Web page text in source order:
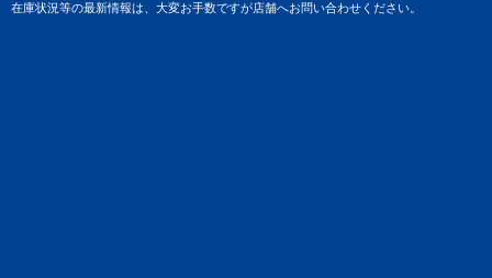
在庫状況等の最新情報は、大変お手数ですが店舗へお問い合わせください。